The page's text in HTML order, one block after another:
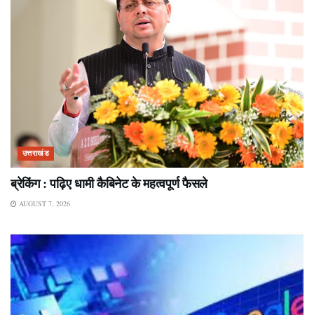
उत्तराखंड
ब्रेकिंग : पढ़िए धामी कैबिनेट के महत्वपूर्ण फैसले
AUGUST 7, 2026